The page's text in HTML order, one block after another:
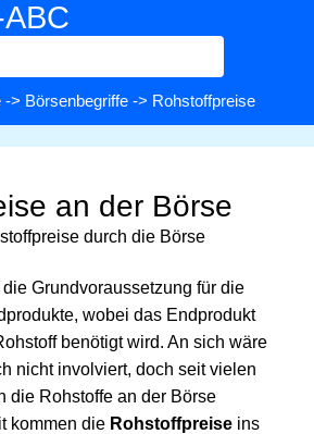
-> Börsenbegriffe -> Rohstoffpreise
an der Börse
durch die Börse
Grundvoraussetzung für die
wobei das Endprodukt
benötigt wird. An sich wäre
nicht involviert, doch seit vielen
die Rohstoffe an der Börse
kommen die Rohstoffpreise ins